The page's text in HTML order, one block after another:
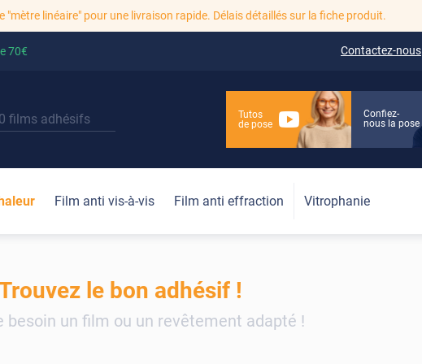
"mètre linéaire" pour une livraison rapide. Délais détaillés sur la fiche produit.
70€ Contactez-nous
Tutos
de pose
Confiez-
nous la pose
Film anti vis-à-vis Film anti effraction Vitrophanie
le bon adhésif !
besoin un film ou un revêtement adapté !